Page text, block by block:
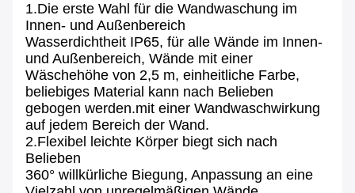
1.Die erste Wahl für die Wandwaschung im
Innen- und Außenbereich
Wasserdichtheit IP65, für alle Wände im Innen-
und Außenbereich, Wände mit einer
Wäschehöhe von 2,5 m, einheitliche Farbe,
beliebiges Material kann nach Belieben
gebogen werden.mit einer Wandwaschwirkung
auf jedem Bereich der Wand.
2.Flexibel leichte Körper biegt sich nach
Belieben
360° willkürliche Biegung, Anpassung an eine